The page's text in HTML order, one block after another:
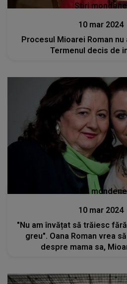
Stiri mondene
10 mar 2024
Procesul Mioarei Roman nu
Termenul decis de
Stiri mondene
10 mar 2024
"Nu am învățat să trăiesc
greu". Oana Roman vrea
despre mama sa,